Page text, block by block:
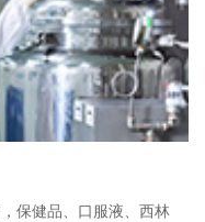
保健品、口服液、西林